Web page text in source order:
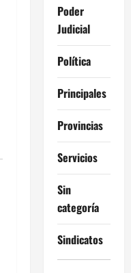
Poder
Judicial
Política
Principales
Provincias
Servicios
Sin
categoría
Sindicatos